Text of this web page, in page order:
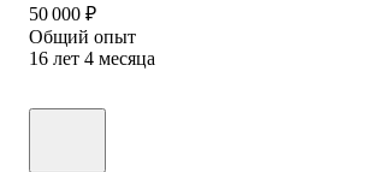
50 000 ₽
Общий опыт
16 лет 4 месяца